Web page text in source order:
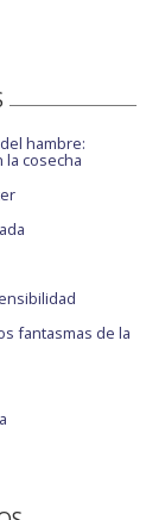
hambre:
la cosecha
fantasmas de la